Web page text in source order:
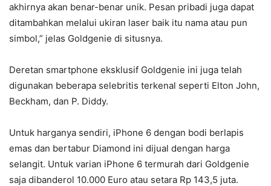
akhirnya akan benar-benar unik. Pesan pribadi juga dapat
ditambahkan melalui ukiran laser baik itu nama atau pun
simbol,” jelas Goldgenie di situsnya.
Deretan smartphone eksklusif Goldgenie ini juga telah
digunakan beberapa selebritis terkenal seperti Elton John,
Beckham, dan P. Diddy.
Untuk harganya sendiri, iPhone 6 dengan bodi berlapis
emas dan bertabur Diamond ini dijual dengan harga
selangit. Untuk varian iPhone 6 termurah dari Goldgenie
saja dibanderol 10.000 Euro atau setara Rp 143,5 juta.